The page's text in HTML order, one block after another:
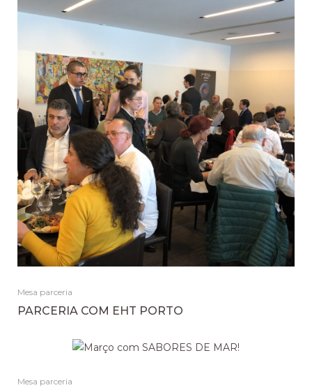
Mesa parceria
PARCERIA COM EHT PORTO
Mesa parceria